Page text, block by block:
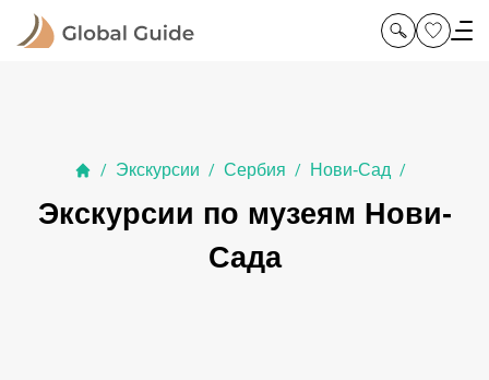
/ Экскурсии / Сербия / Нови-Сад /
Экскурсии по музеям Нови-
Сада